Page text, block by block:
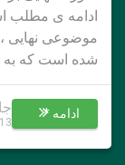
ادامه ی مطلب
موضوعی نهایی ،
شده است که
ادامه *